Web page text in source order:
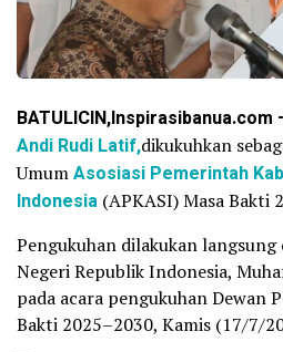
BATULICIN,Inspirasibanua.com
Andi Rudi Latif,dikukuhkan
UmumAsosiasi Pemerintah
Indonesia (APKASI) Masa Bakti
Pengukuhan dilakukan
Negeri Republik Indonesia,
pada acara pengukuhan Dewan
Bakti 2025–2030, Kamis (17/7/